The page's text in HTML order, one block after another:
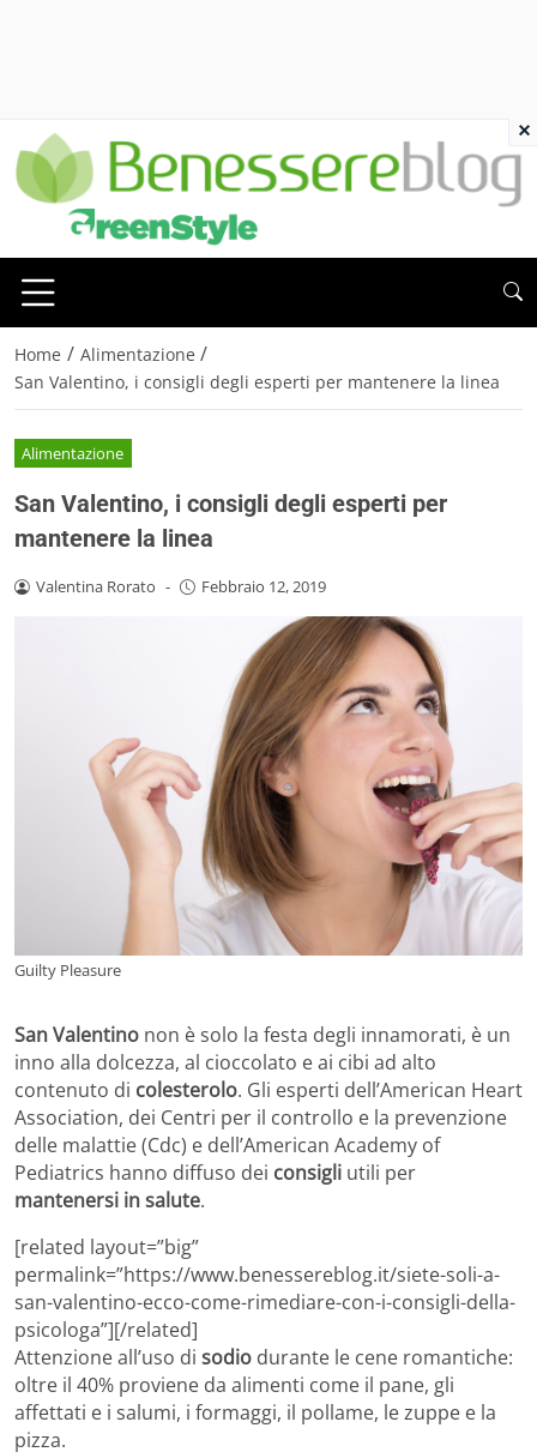
Home / Alimentazione /
San Valentino, i consigli degli esperti per mantenere la linea
Alimentazione
San Valentino, i consigli degli esperti per
mantenere la linea
Valentina Rorato - Febbraio 12, 2019
Guilty Pleasure
San Valentino non è solo la festa degli innamorati, è un
inno alla dolcezza, al cioccolato e ai cibi ad alto
contenuto di colesterolo. Gli esperti dell’American Heart
Association, dei Centri per il controllo e la prevenzione
delle malattie (Cdc) e dell’American Academy of
Pediatrics hanno diffuso dei consigli utili per
mantenersi in salute.
[related layout=”big”
permalink=”https://www.benessereblog.it/siete-soli-a-
san-valentino-ecco-come-rimediare-con-i-consigli-della-
psicologa”][/related]
Attenzione all’uso di sodio durante le cene romantiche:
oltre il 40% proviene da alimenti come il pane, gli
affettati e i salumi, i formaggi, il pollame, le zuppe e la
pizza.
×